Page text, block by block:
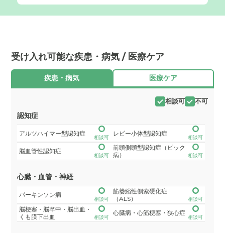
受け入れ可能な疾患・病気 / 医療ケア
疾患・病気 医療ケア
相談可 不可
認知症
アルツハイマー型認知症
相談可
レビー小体型認知症
相談可
脳血管性認知症
相談可
前頭側頭型認知症（ピック
病）
相談可
心臓・血管・神経
パーキンソン病
相談可
筋萎縮性側索硬化症
（ALS）
相談可
脳梗塞・脳卒中・脳出血・
くも膜下出血
相談可
心臓病・心筋梗塞・狭心症
相談可